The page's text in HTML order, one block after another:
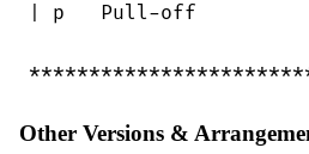
| p   Pull-off
Other Versions &